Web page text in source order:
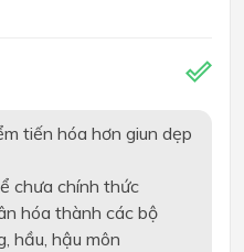
tiến hóa hơn giun dẹp
chưa chính thức
hóa thành các bộ
hầu, hậu môn